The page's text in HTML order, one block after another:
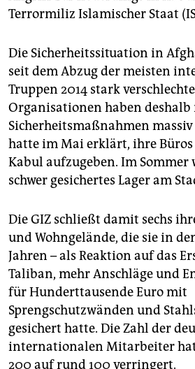
Terrormiliz Islamischer Staat
Die Sicherheitssituation in
seit dem Abzug der meisten
Truppen 2014 stark
Organisationen haben deshalb
Sicherheitsmaßnahmen
hatte im Mai erklärt, ihre
Kabul aufzugeben. Im
schwer gesichertes Lager am
Die GIZ schließt damit sechs
und Wohngelände, die sie in
Jahren – als Reaktion auf das
Taliban, mehr Anschläge und
für Hunderttausende Euro mit
Sprengschutzwänden und
gesichert hatte. Die Zahl der
internationalen Mitarbeiter
200 auf rund 100 verringert.